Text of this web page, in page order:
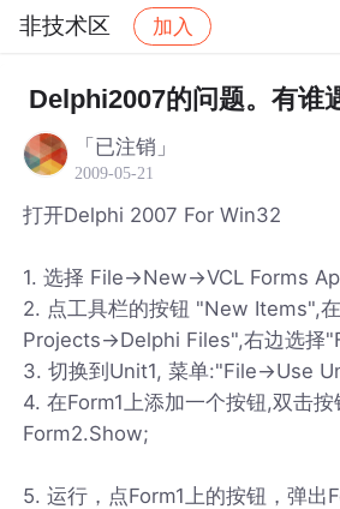
非技术区 加入
社区 非技术区 帖子详情
Delphi2007的问题。有谁
「已注销」
2009-05-21
打开Delphi 2007 For Win32
1. 选择 File->New->VCL Forms
2. 点工具栏的按钮 "New Items",
Projects->Delphi Files",右边选择
3. 切换到Unit1, 菜单:"File->Use
4. 在Form1上添加一个按钮,双击
Form2.Show;
5. 运行，点Form1上的按钮，弹出